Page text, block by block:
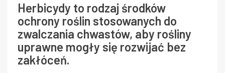
Herbicydy to rodzaj środków
ochrony roślin stosowanych do
zwalczania chwastów, aby rośliny
uprawne mogły się rozwijać bez
zakłóceń.